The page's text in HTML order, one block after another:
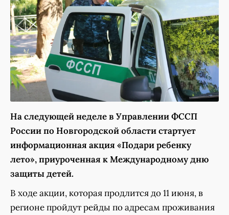
На следующей неделе в Управлении ФССП
России по Новгородской области стартует
информационная акция «Подари ребенку
лето», приуроченная к Международному дню
защиты детей.
В ходе акции, которая продлится до 11 июня, в
регионе пройдут рейды по адресам проживания